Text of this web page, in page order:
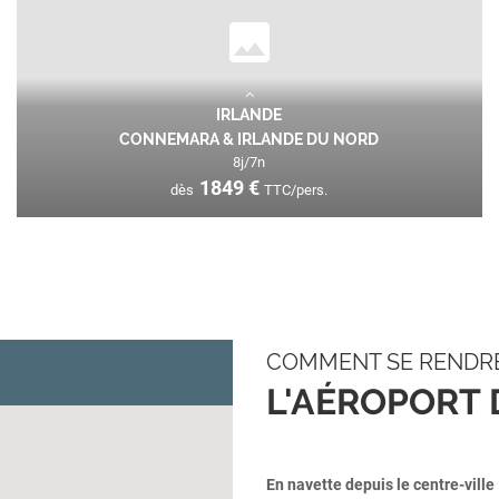
IRLANDE
CONNEMARA & IRLANDE DU NORD
8j/7n
dès 1849€TTC/pers.
dès1849€
COMMENT SE
L'AÉROPORT
En navette depuis le centre-ville